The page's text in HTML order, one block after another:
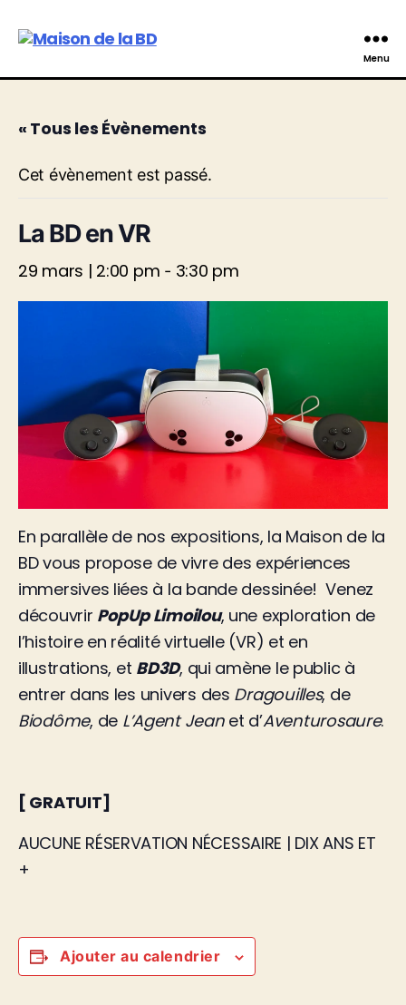
de
Menu
« Tous les Évènements
Cet évènement est passé.
La BD en VR
29 mars | 2:00 pm - 3:30 pm
En parallèle de nos expositions, la Maison de la
BD vous propose de vivre des expériences
immersives liées à la bande dessinée! Venez
découvrir PopUp Limoilou, une exploration de
l’histoire en réalité virtuelle (VR) et en
illustrations, et BD3D, qui amène le public à
entrer dans les univers des Dragouilles, de
Biodôme, de L’Agent Jeanet d’Aventurosaure.
[ GRATUIT]
AUCUNE RÉSERVATION NÉCESSAIRE | DIX ANS ET
+
Ajouter au calendrier